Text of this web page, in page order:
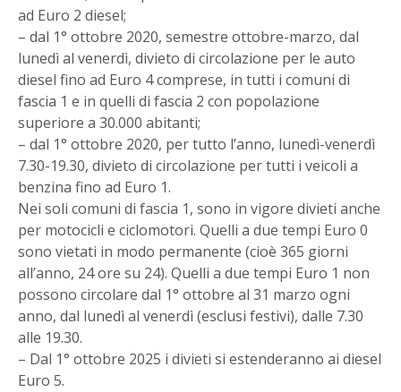
ad Euro 2 diesel;
– dal 1° ottobre 2020, semestre ottobre-marzo, dal
lunedì al venerdì, divieto di circolazione per le auto
diesel fino ad Euro 4 comprese, in tutti i comuni di
fascia 1 e in quelli di fascia 2 con popolazione
superiore a 30.000 abitanti;
– dal 1° ottobre 2020, per tutto l’anno, lunedì-venerdì
7.30-19.30, divieto di circolazione per tutti i veicoli a
benzina fino ad Euro 1.
Nei soli comuni di fascia 1, sono in vigore divieti anche
per motocicli e ciclomotori. Quelli a due tempi Euro 0
sono vietati in modo permanente (cioè 365 giorni
all’anno, 24 ore su 24). Quelli a due tempi Euro 1 non
possono circolare dal 1° ottobre al 31 marzo ogni
anno, dal lunedì al venerdì (esclusi festivi), dalle 7.30
alle 19.30.
– Dal 1° ottobre 2025 i divieti si estenderanno ai diesel
Euro 5.